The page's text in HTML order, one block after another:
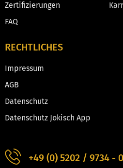
Zertifizierungen
FAQ
RECHTLICHES
Impressum
AGB
Datenschutz
Datenschutz Jokisch App
+49 (0) 5202 / 9734 - 0